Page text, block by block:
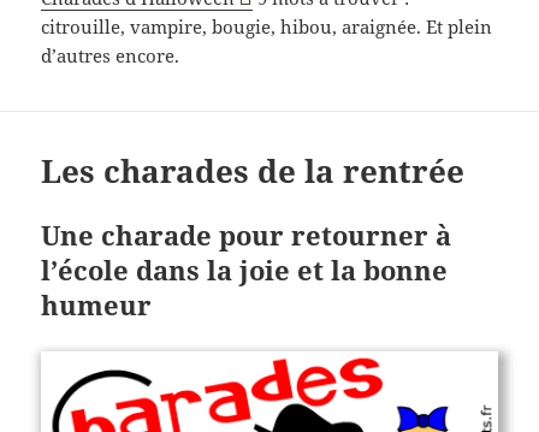
citrouille, vampire, bougie, hibou, araignée. Et plein
d’autres encore.
Les charades de la rentrée
Une charade pour retourner à
l’école dans la joie et la bonne
humeur